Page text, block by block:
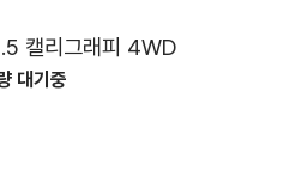
캘리그래피 4WD
대기중